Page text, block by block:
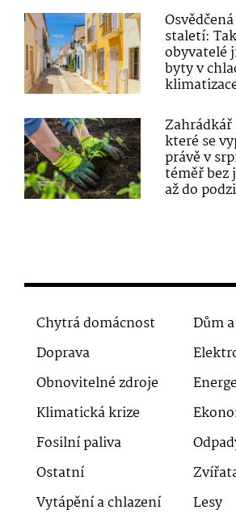
staletí:
obyvatelé
byty v
které se
právě v
téměř bez
až do
Chytrá domácnost
Dům
Doprava
Obnovitelné zdroje
Klimatická krize
Fosilní paliva
Ostatní
Vytápění a chlazení
Lesy